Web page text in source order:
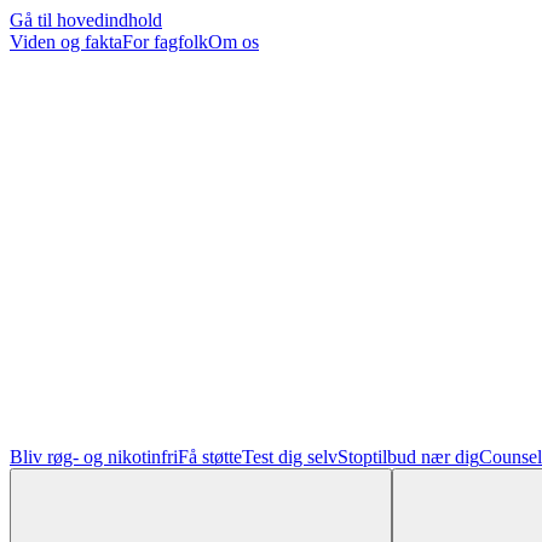
Gå til hovedindhold
Viden og faktaFor fagfolkOm os
Bliv røg- og nikotinfriFå støtteTest dig selvStoptilbud nær dig